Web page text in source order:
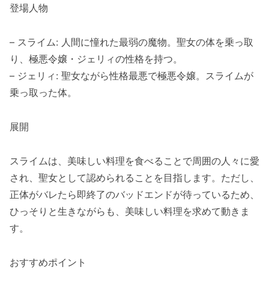
登場人物
– スライム: 人間に憧れた最弱の魔物。聖女の体を乗っ取
り、極悪令嬢・ジェリィの性格を持つ。
– ジェリィ: 聖女ながら性格最悪で極悪令嬢。スライムが
乗っ取った体。
展開
スライムは、美味しい料理を食べることで周囲の人々に愛
され、聖女として認められることを目指します。ただし、
正体がバレたら即終了のバッドエンドが待っているため、
ひっそりと生きながらも、美味しい料理を求めて動きま
す。
おすすめポイント